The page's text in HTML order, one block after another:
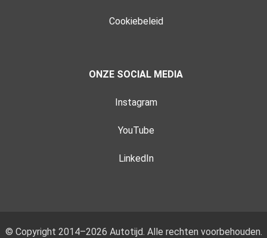
Cookiebeleid
ONZE SOCIAL MEDIA
Instagram
YouTube
LinkedIn
© Copyright 2014–2026 Autotijd. Alle rechten voorbehouden.